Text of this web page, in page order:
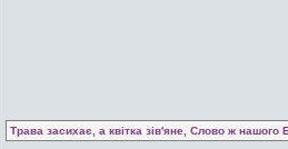
Трава засихає, а квітка зів'яне, Слово ж нашого